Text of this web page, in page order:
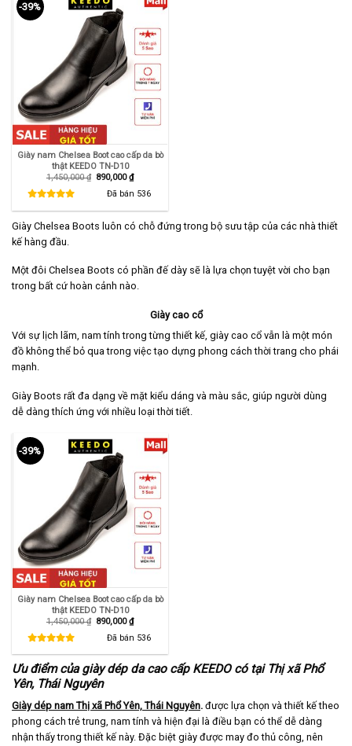
-39%
Giày nam Chelsea Boot cao cấp da bò
thật KEEDO TN-D10
1,450,000₫ Giá
890,000₫Giá
hiện
tại
Đã bán 536
Giày Chelsea Boots luôn có chỗ đứng trong bộ sưu tập của các nhà thiết
kế hàng đầu.
Một đôi Chelsea Boots có phần đế dày sẽ là lựa chọn tuyệt vời cho bạn
trong bất cứ hoàn cảnh nào.
Giày cao cổ
Với sự lịch lãm, nam tính trong từng thiết kế, giày cao cổ vẫn là một món
đồ không thể bỏ qua trong việc tạo dựng phong cách thời trang cho phái
mạnh.
Giày Boots rất đa dạng về mặt kiểu dáng và màu sắc, giúp người dùng
dễ dàng thích ứng với nhiều loại thời tiết.
-39%
Giày nam Chelsea Boot cao cấp da bò
thật KEEDO TN-D10
1,450,000₫ Giá
1,450,000 ₫.
890,000₫Giá
hiện
tại
là:
890,000 ₫.
Đã bán 536
Ưu điểm của giày dép da cao cấp KEEDO có tại Thị xã Phổ
Yên, Thái Nguyên
Giày dép nam Thị xã Phổ Yên, Thái Nguyên. được lựa chọn và thiết kế theo
phong cách trẻ trung, nam tính và hiện đại là điều bạn có thể dễ dàng
nhận thấy trong thiết kế này. Đặc biệt giày được may đo thủ công, nên